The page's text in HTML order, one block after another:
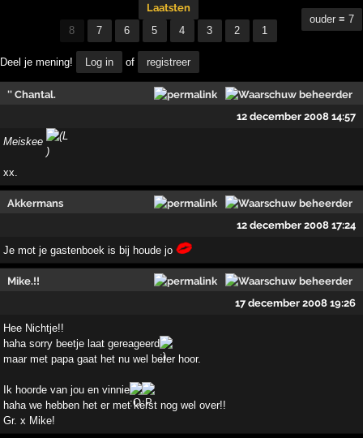
Laatsten
8
7 6 5 4 3 2 1
ouder ≡ 7
Deel je mening! Log in of registreer
'' Chantal.
12 december 2008 14:57
Meiskee
xx.
Akkermans
12 december 2008 17:24
Je mot je gastenboek is bij houde jo
Mike.!!
17 december 2008 19:26
Hee Nichtje!!
haha sorry beetje laat gereageerd
maar met papa gaat het nu wel beter hoor.
Ik hoorde van jou en vinnie
haha we hebben het er met kerst nog wel over!!
Gr. x Mike!